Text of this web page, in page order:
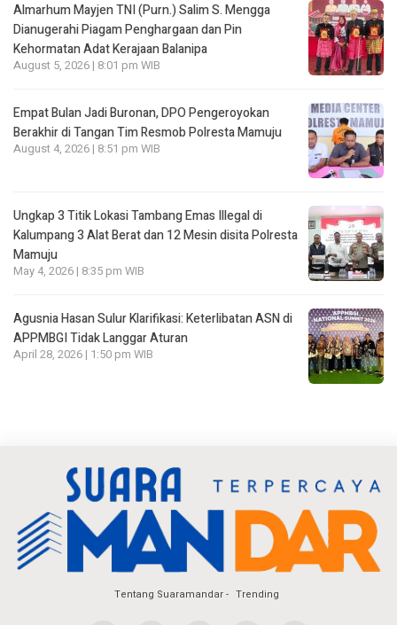
Almarhum Mayjen TNI (Purn.) Salim S. Mengga
Dianugerahi Piagam Penghargaan dan Pin
Kehormatan Adat Kerajaan Balanipa
August 5, 2026 | 8:01 pm WIB
Empat Bulan Jadi Buronan, DPO Pengeroyokan
Berakhir di Tangan Tim Resmob Polresta Mamuju
August 4, 2026 | 8:51 pm WIB
Ungkap 3 Titik Lokasi Tambang Emas Illegal di
Kalumpang 3 Alat Berat dan 12 Mesin disita Polresta
Mamuju
May 4, 2026 | 8:35 pm WIB
Agusnia Hasan Sulur Klarifikasi: Keterlibatan ASN di
APPMBGI Tidak Langgar Aturan
April 28, 2026 | 1:50 pm WIB
Tentang Suaramandar Trending